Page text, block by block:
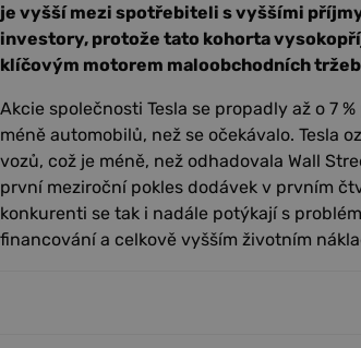
je vyšší mezi spotřebiteli s vyššími
investory, protože tato kohorta
klíčovým motorem maloobchodních
Akcie společnosti Tesla se propadly až o 7
méně automobilů, než se očekávalo. Tesla
vozů, což je méně, než odhadovala Wall
první meziroční pokles dodávek v prvním
konkurenti se tak i nadále potýkají s
financování a celkově vyšším životním